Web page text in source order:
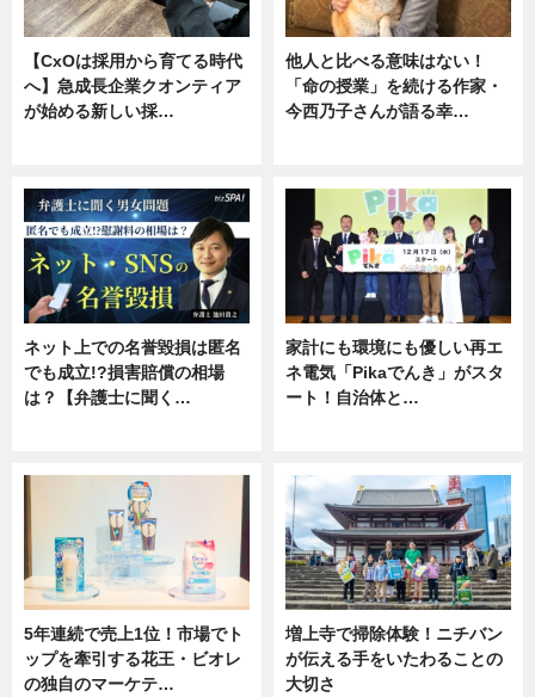
【CxOは採用から育てる時代
へ】急成長企業クオンティア
が始める新しい採…
他人と比べる意味はない！
「命の授業」を続ける作家・
今西乃子さんが語る幸…
ネット上での名誉毀損は匿名
でも成立!?損害賠償の相場
は？【弁護士に聞く…
家計にも環境にも優しい再エ
ネ電気「Pikaでんき」がスタ
ート！自治体と…
5年連続で売上1位！市場でト
ップを牽引する花王・ビオレ
の独自のマーケテ…
増上寺で掃除体験！ニチバン
が伝える手をいたわることの
大切さ